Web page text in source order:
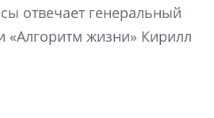
отвечает генеральный
«Алгоритм жизни» Кирилл